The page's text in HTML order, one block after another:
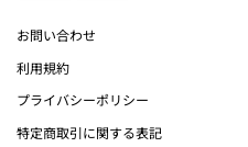
お問い合わせ
利用規約
プライバシーポリシー
特定商取引に関する表記